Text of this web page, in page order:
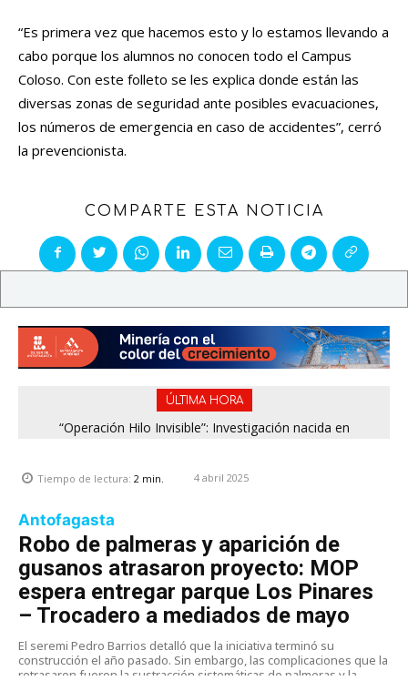
“Es primera vez que hacemos esto y lo estamos llevando a
cabo porque los alumnos no conocen todo el Campus
Coloso. Con este folleto se les explica donde están las
diversas zonas de seguridad ante posibles evacuaciones,
los números de emergencia en caso de accidentes”, cerró
la prevencionista.
COMPARTE ESTA NOTICIA